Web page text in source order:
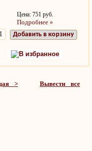
Цена: 751 руб.
Подробнее »
Добавить в корзину
В избранное
> Вывести все